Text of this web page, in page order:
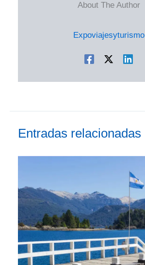
About The Author
Expoviajesyturismo
Entradas relacionadas